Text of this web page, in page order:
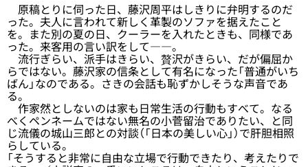
原稿とりに伺った日、藤沢周平はしきりに弁明するのだ
った。夫人に言われて新しく革製のソファを据えたこと
を。また別の夏の日、クーラーを入れたときも、同様であ
った。来客用の言い訳をして――。
流行ぎらい、派手はきらい、贅沢がきらい、だが偏屈か
らではない。藤沢家の信条として有名になった「普通がいち
ばん」なのである。さきの会話も恥ずかしそうな声音であ
る。
作家然としないのは家も日常生活の行動もすべて。なる
べくペンネームではない無名の小菅留治でありたい、と同
じ流儀の城山三郎との対談（「日本の美しい心」）で肝胆相照
らしている。
「そうすると非常に自由な立場で行動できたり、考えたりで